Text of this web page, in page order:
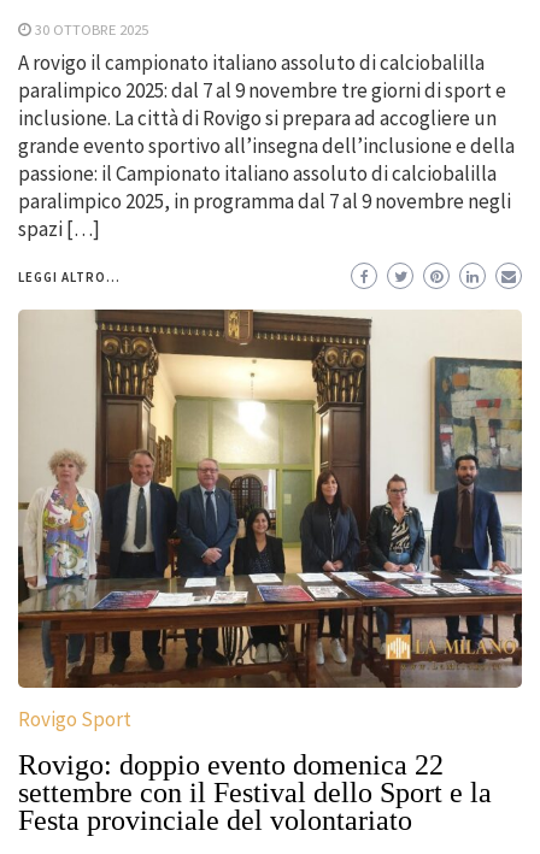
30 OTTOBRE 2025
A rovigo il campionato italiano assoluto di calciobalilla
paralimpico 2025: dal 7 al 9 novembre tre giorni di sport e
inclusione. La città di Rovigo si prepara ad accogliere un
grande evento sportivo all’insegna dell’inclusione e della
passione: il Campionato italiano assoluto di calciobalilla
paralimpico 2025, in programma dal 7 al 9 novembre negli
spazi […]
LEGGI ALTRO...
Rovigo Sport
Rovigo: doppio evento domenica 22
settembre con il Festival dello Sport e la
Festa provinciale del volontariato